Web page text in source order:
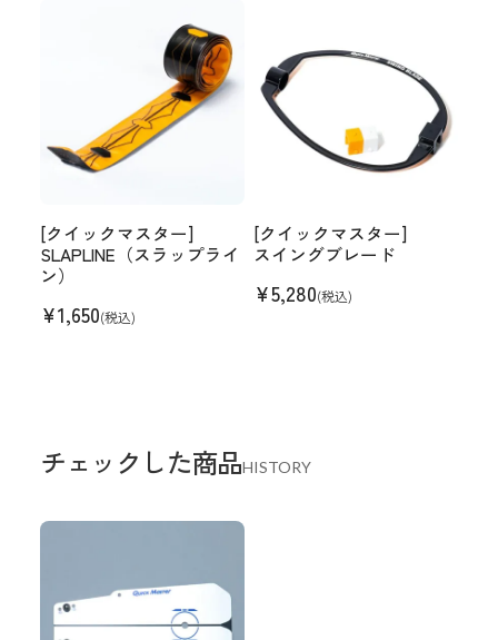
[クイックマスター]
SLAPLINE（スラップライ
ン）
¥1,650(税込)
[クイックマスター]
スイングブレード
¥5,280(税込)
チェックした商品HISTORY